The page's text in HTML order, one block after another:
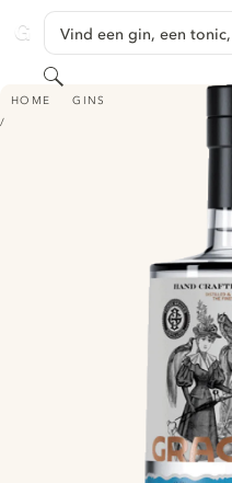
GINVENTORY
Vind een gin, een tonic, …
Zoeken
HOME GINS
GRACE GIN